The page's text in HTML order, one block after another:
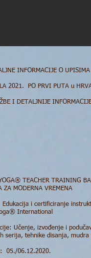
INFORMACIJE O
2021. PO PRVI PUTA u
I DETALJNIJE
TEACHER TRAINING
ZA MODERNA VREMENA
i certificiranje
International
Učenje, izvođenje i
serija, tehnike disanja,
05./06.12.2020.